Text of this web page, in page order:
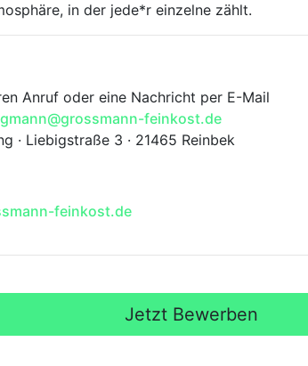
in der jede*r einzelne zählt.
Anruf oder eine Nachricht per E-Mail
feinkost.de
· Liebigstraße 3 · 21465 Reinbek
feinkost.de
Jetzt Bewerben